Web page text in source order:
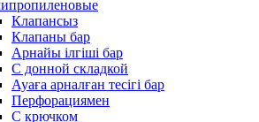
Клапансыз
Клапаны бар
Арнайы ілгіші бар
С донной складкой
Ауаға арналған тесігі бар
Перфорациямен
С крючком